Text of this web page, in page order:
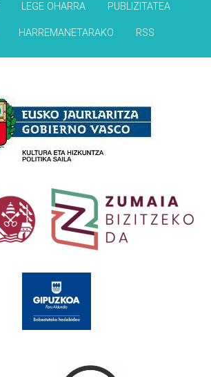
LEGE OHARRA PUBLIZITATEA
HARREMANETARAKO RSS